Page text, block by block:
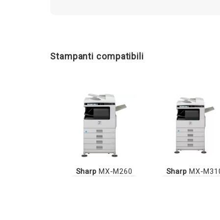
Stampanti compatibili
Sharp MX-M260 Sharp MX-